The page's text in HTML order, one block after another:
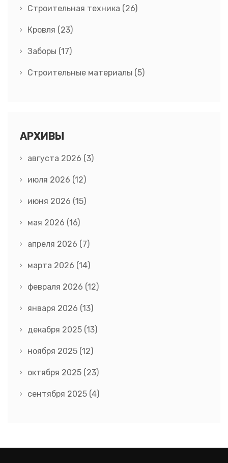
Строительная техника (26)
Кровля (23)
Заборы (17)
Строительные материалы (5)
АРХИВЫ
августа 2026 (3)
июля 2026 (12)
июня 2026 (15)
мая 2026 (16)
апреля 2026 (7)
марта 2026 (14)
февраля 2026 (12)
января 2026 (13)
декабря 2025 (13)
ноября 2025 (12)
октября 2025 (23)
сентября 2025 (4)